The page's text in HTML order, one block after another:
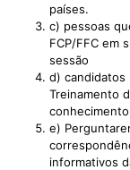
países.
c) pessoas
FCP/FFC em
sessão
d) candidatos
Treinamento
e)
informativos